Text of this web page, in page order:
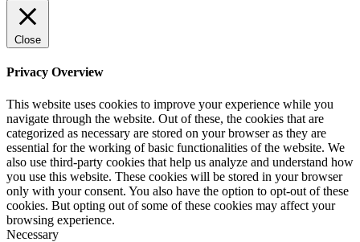
Close
Privacy Overview
This website uses cookies to improve your experience while you
navigate through the website. Out of these, the cookies that are
categorized as necessary are stored on your browser as they are
essential for the working of basic functionalities of the website. We
also use third-party cookies that help us analyze and understand how
you use this website. These cookies will be stored in your browser
only with your consent. You also have the option to opt-out of these
cookies. But opting out of some of these cookies may affect your
browsing experience.
Necessary